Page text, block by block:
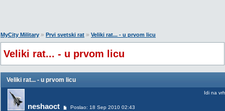
MyCity Military » Prvi svetski rat » Veliki rat... - u prvom licu
Veliki rat... - u prvom licu
Veliki rat... - u prvom licu
neshaoct Poslao: 18 Sep 2010 02:43
Idi na vrh